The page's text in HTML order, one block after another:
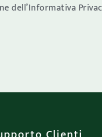
dell’Informativa